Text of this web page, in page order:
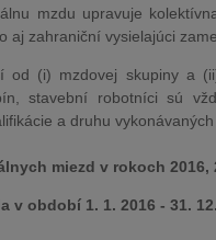
mzdu upravuje
aj zahraniční vysielajúci
od (i) mzdovej skupiny a
stavební robotníci sú
a druhu vykonávaných
miezd v rokoch 2016,
v období 1. 1. 2016 - 31.